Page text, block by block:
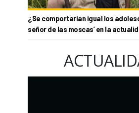
¿Se comportarían igual los
señor de las moscas’ en la